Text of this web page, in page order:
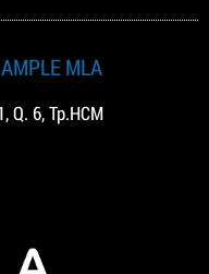
MLA
Q. 6, Tp.HCM